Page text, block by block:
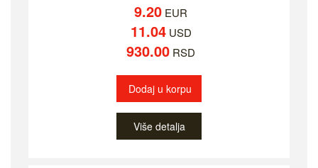
9.20 EUR
11.04USD
930.00 RSD
Dodaj u korpu
Više detalja